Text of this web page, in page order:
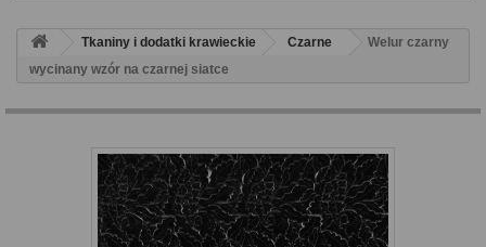
Tkaniny i dodatki krawieckie Czarne
Welur czarny
wycinany wzór na czarnej siatce